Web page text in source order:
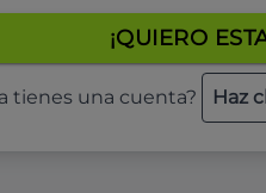
¡QUIERO
tienes una cuenta? Haz